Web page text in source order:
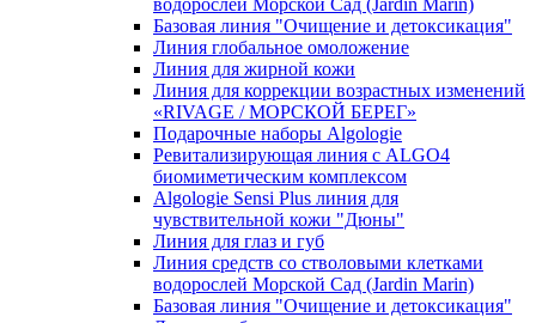
водорослей Морской Сад (Jardin Marin)
Базовая линия "Очищение и детоксикация"
Линия глобальное омоложение
Линия для жирной кожи
Линия для коррекции возрастных изменений
«RIVAGE / МОРСКОЙ БЕРЕГ»
Подарочные наборы Algologie
Ревитализирующая линия с ALGO4
биомиметическим комплексом
Algologie Sensi Plus линия для
чувcтвительной кожи "Дюны"
Линия для глаз и губ
Линия средств со стволовыми клетками
водорослей Морской Сад (Jardin Marin)
Базовая линия "Очищение и детоксикация"